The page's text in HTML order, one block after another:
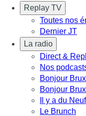
Replay TV
Toutes nos
Dernier JT
La radio
Direct &
Nos
Bonjour
Bonjour
Il y a du Neuf
Le Brunch